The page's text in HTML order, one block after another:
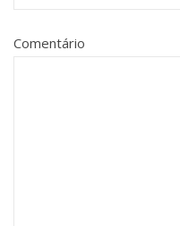
Comentário